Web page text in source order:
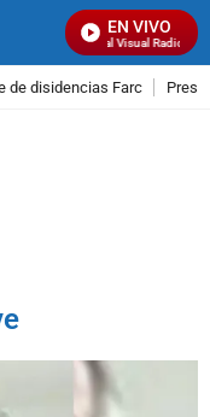
EN VIVO
Señal Visual Radio
de disidencias Farc